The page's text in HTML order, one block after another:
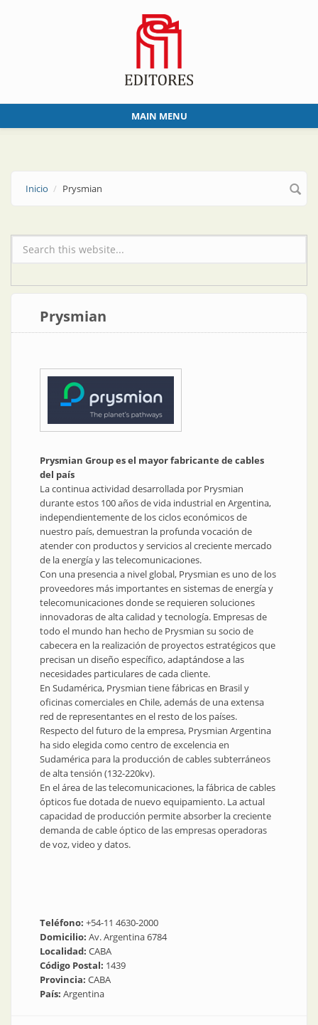
MAIN MENU
Inicio Prysmian
Formulario de búsqueda
Prysmian
Prysmian Group es el mayor fabricante de cables
del país
La continua actividad desarrollada por Prysmian
durante estos 100 años de vida industrial en Argentina,
independientemente de los ciclos económicos de
nuestro país, demuestran la profunda vocación de
atender con productos y servicios al creciente mercado
de la energía y las telecomunicaciones.
Con una presencia a nivel global, Prysmian es uno de los
proveedores más importantes en sistemas de energía y
telecomunicaciones donde se requieren soluciones
innovadoras de alta calidad y tecnología. Empresas de
todo el mundo han hecho de Prysmian su socio de
cabecera en la realización de proyectos estratégicos que
precisan un diseño específico, adaptándose a las
necesidades particulares de cada cliente.
En Sudamérica, Prysmian tiene fábricas en Brasil y
oficinas comerciales en Chile, además de una extensa
red de representantes en el resto de los países.
Respecto del futuro de la empresa, Prysmian Argentina
ha sido elegida como centro de excelencia en
Sudamérica para la producción de cables subterráneos
de alta tensión (132-220kv).
En el área de las telecomunicaciones, la fábrica de cables
ópticos fue dotada de nuevo equipamiento. La actual
capacidad de producción permite absorber la creciente
demanda de cable óptico de las empresas operadoras
de voz, video y datos.
Teléfono: +54-11 4630-2000
Domicilio: Av. Argentina 6784
Localidad: CABA
Código Postal: 1439
Provincia: CABA
País: Argentina